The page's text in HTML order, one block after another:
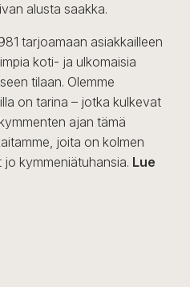
alusta saakka.
tarjoamaan asiakkailleen
koti- ja ulkomaisia
tilaan. Olemme
on tarina – jotka kulkevat
ajan tämä
joita on kolmen
kymmeniätuhansia. Lue